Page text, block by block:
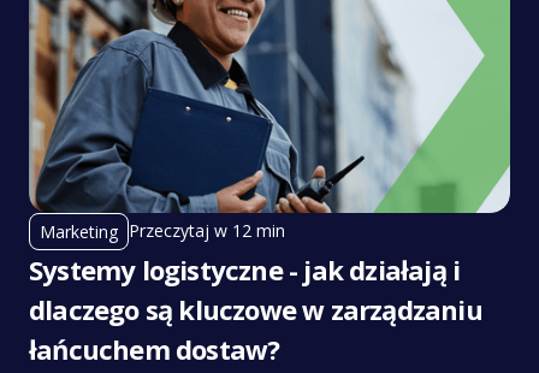
Marketing Przeczytaj w 12 min
Systemy logistyczne - jak działają i
dlaczego są kluczowe w zarządzaniu
łańcuchem dostaw?